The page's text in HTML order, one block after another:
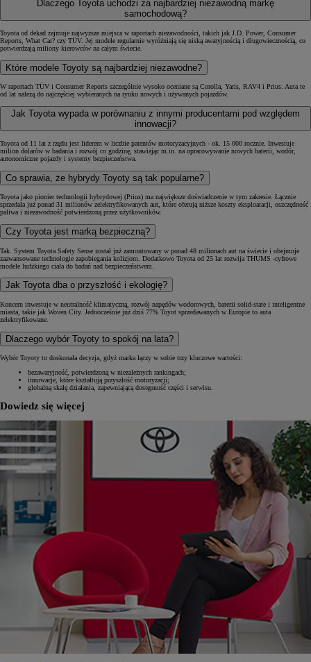
Dlaczego Toyota uchodzi za najbardziej niezawodną markę
samochodową?
Toyota od dekad zajmuje najwyższe miejsca w raportach niezawodności, takich jak J.D. Power, Consumer
Reports, What Car? czy TÜV. Jej modele regularnie wyróżniają się niską awaryjnością i długowiecznością, co
potwierdzają miliony kierowców na całym świecie.
Które modele Toyoty są najbardziej niezawodne?
W raportach TÜV i Consumer Reports szczególnie wysoko oceniane są Corolla, Yaris, RAV4 i Prius. Auta te
od lat należą do najczęściej wybieranych na rynku nowych i używanych pojazdów.
Jak Toyota wypada w porównaniu z innymi producentami pod względem
innowacji?
Toyota od 11 lat z rzędu jest liderem w liczbie patentów motoryzacyjnych - ok. 15 000 rocznie. Inwestuje
milion dolarów w badania i rozwój co godzinę, stawiając m.in. na opracowywanie nowych baterii, wodór,
autonomiczne pojazdy i systemy bezpieczeństwa.
Co sprawia, że hybrydy Toyoty są tak popularne?
Toyota jako pionier technologii hybrydowej (Prius) ma największe doświadczenie w tym zakresie. Łącznie
sprzedała już ponad 31 milionów zelektryfikowanych aut, które oferują niższe koszty eksploatacji, oszczędność
paliwa i niezawodność potwierdzoną przez użytkowników.
Czy Toyota jest marką bezpieczną?
Tak. System Toyota Safety Sense został już zamontowany w ponad 48 milionach aut na świecie i obejmuje
zaawansowane technologie zapobiegania kolizjom. Dodatkowo Toyota od 25 lat rozwija THUMS -cyfrowe
modele ludzkiego ciała do badań nad bezpieczeństwem.
Jak Toyota dba o przyszłość i ekologię?
Koncern inwestuje w neutralność klimatyczną, rozwój napędów wodorowych, baterii solid-state i inteligentne
miasta, takie jak Woven City. Jednocześnie już dziś 77% Toyot sprzedawanych w Europie to auta
zelektryfikowane.
Dlaczego wybór Toyoty to spokój na lata?
Wybór Toyoty to doskonała decyzja, gdyż marka łączy w sobie trzy kluczowe wartości:
bezawaryjność, potwierdzoną w niezależnych rankingach;
innowacje, które kształtują przyszłość motoryzacji;
globalną skalę działania, zapewniającą dostępność części i serwisu.
Dowiedz się więcej